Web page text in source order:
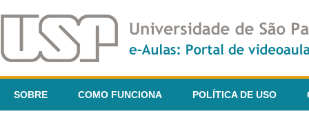
SOBRE COMO FUNCIONA POLÍTICA DE USO